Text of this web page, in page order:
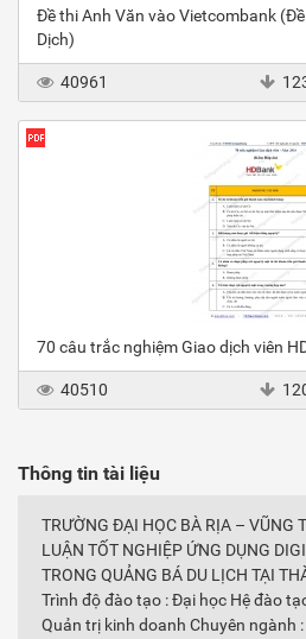
Đề thi Anh Văn vào Vietcombank
Dịch)
40961
70 câu trắc nghiệm Giao dịch viên
40510
Thông tin tài liệu
TRƯỜNG ĐẠI HỌC BÀ RỊA – VŨNG
LUẬN TỐT NGHIỆP ỨNG DỤNG
TRONG QUẢNG BÁ DU LỊCH TẠI
Trình độ đào tạo : Đại học Hệ đào
Quản trị kinh doanh Chuyên ngành